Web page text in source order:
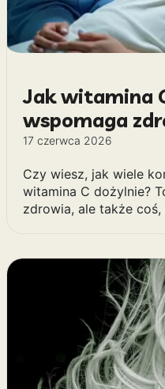
Jak witamina
wspomaga
17 czerwca 2026
Czy wiesz, jak wiele
witamina C dożylnie?
zdrowia, ale także coś,